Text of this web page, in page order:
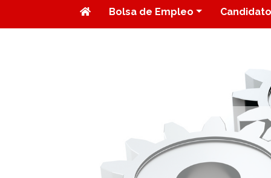
Bolsa de Empleo